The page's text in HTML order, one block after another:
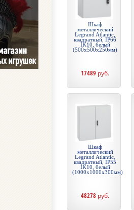
Шкаф
металлический
Legrand Atlantic,
квадратный, IP66
IK10, белый
(500x500x250мм)
17489 руб.
Шкаф
металлический
Legrand Atlantic,
квадратный, IP55
IK10, белый
(1000x1000x300мм)
48278 руб.